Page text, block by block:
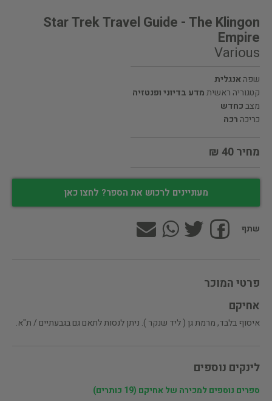
Star Trek Travel Guide - The Klingon
Empire
Various
שפהאנגלית
קטגוריה ראשיתמדע בדיוני ופנטזיה
מצבכחדש
כריכה רכה
מחיר 40 ₪
מעוניינים לרכוש את הספר? לחצו כאן
שתף
פרטי המוכר
אחיקם
איסוף בלבד, מרמת גן ( ליד שנקר ). ניתן לנסות לתאם גם בגבעתיים / ת"א.
לינקים נוספים
ספרים נוספים למכירה של אחיקם (19 כותרים)